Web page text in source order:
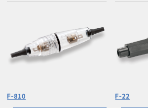
F-810 F-22